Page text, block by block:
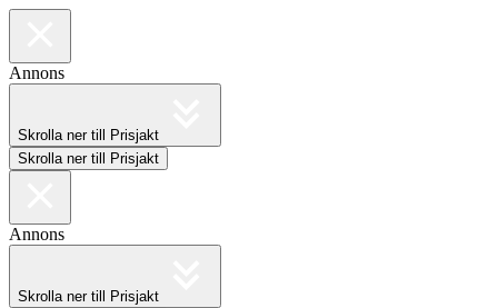
Annons
Skrolla ner till Prisjakt
Skrolla ner till Prisjakt
Annons
Skrolla ner till Prisjakt